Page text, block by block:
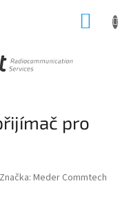
pro
Značka: Meder Commtech